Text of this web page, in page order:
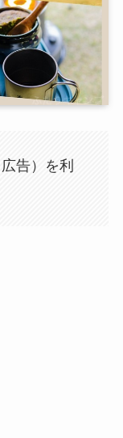
告）を利